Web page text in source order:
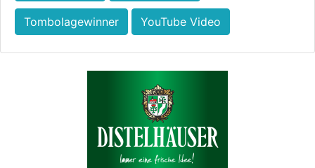
Tombolagewinner YouTube Video